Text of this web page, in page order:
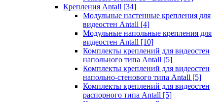
Крепления Antall [34]
Модульные настенные крепления для
видеостен Antall [4]
Модульные напольные крепления для
видеостен Antall [10]
Комплекты креплений для видеостен
напольного типа Antall [5]
Комплекты креплений для видеостен
напольно-стенового типа Antall [5]
Комплекты креплений для видеостен
распорного типа Antall [5]